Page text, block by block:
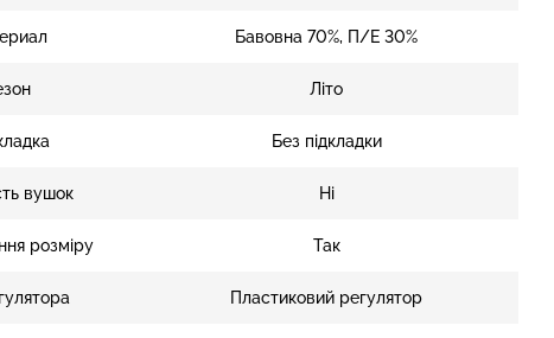
Бавовна 70%, П/Е 30%
Літо
Без підкладки
вушок Ні
розміру Так
Пластиковий регулятор